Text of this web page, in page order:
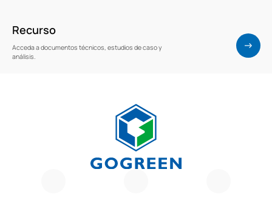
Recurso
Acceda a documentos técnicos, estudios de caso y
análisis.